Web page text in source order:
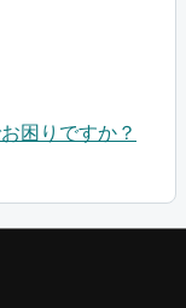
困りですか？